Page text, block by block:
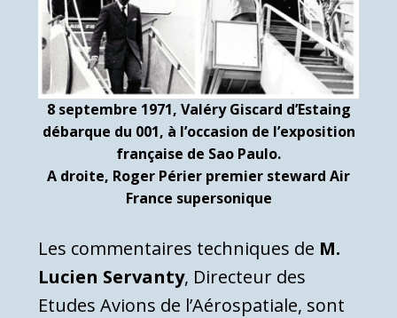
8 septembre 1971, Valéry Giscard d’Estaing
débarque du 001, à l’occasion de l’exposition
française de Sao Paulo.
A droite, Roger Périer premier steward Air
France supersonique
Les commentaires techniques de M.
Lucien Servanty, Directeur des
Etudes Avions de l’Aérospatiale, sont